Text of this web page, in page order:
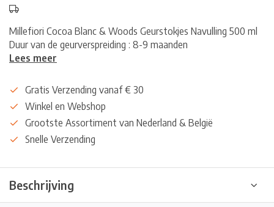
Millefiori Cocoa Blanc & Woods Geurstokjes Navulling 500 ml
Duur van de geurverspreiding : 8-9 maanden
Lees meer
Gratis Verzending vanaf € 30
Winkel en Webshop
Grootste Assortiment van Nederland & België
Snelle Verzending
Beschrijving